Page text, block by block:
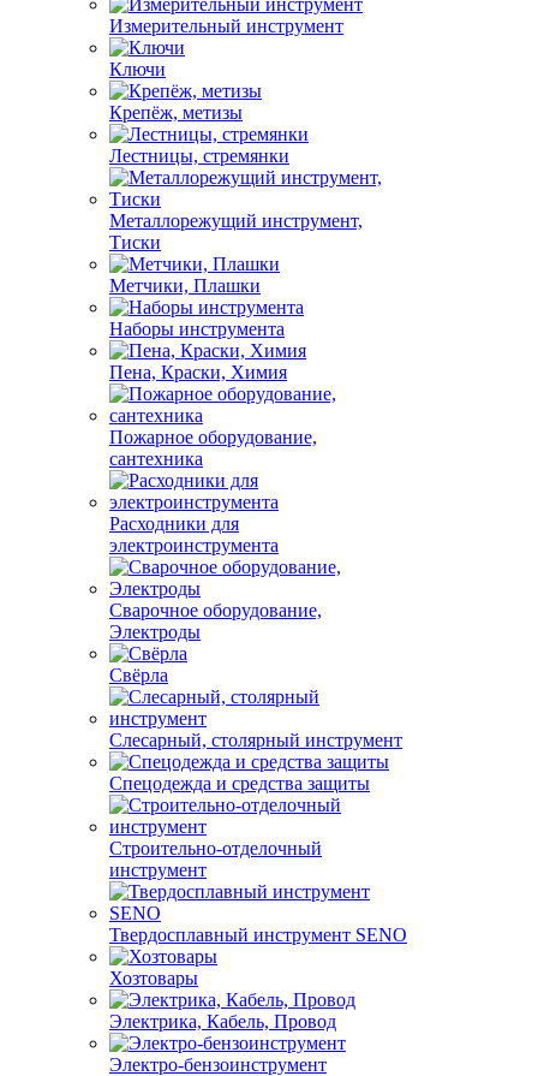
Измерительный инструмент
Ключи
Крепёж, метизы
Лестницы, стремянки
Металлорежущий инструмент,
Тиски
Метчики, Плашки
Наборы инструмента
Пена, Краски, Химия
Пожарное оборудование,
сантехника
Расходники для
электроинструмента
Сварочное оборудование,
Электроды
Свёрла
Слесарный, столярный инструмент
Спецодежда и средства защиты
Строительно-отделочный
инструмент
Твердосплавный инструмент SENO
Хозтовары
Электрика, Кабель, Провод
Электро-бензоинструмент